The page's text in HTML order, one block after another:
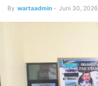
By wartaadmin - Juni 30, 2026